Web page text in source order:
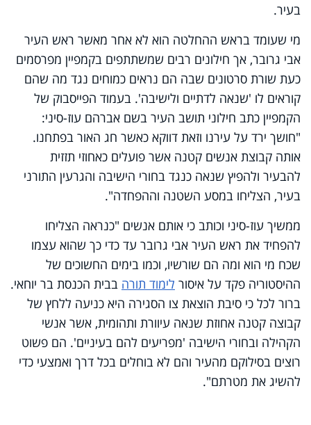
בעיר.
מי שעומד בראש ההחלטה הוא לא אחר מאשר ראש העיר
אבי גרובר, אך חילונים רבים שמשתתפים בקמפיין מפרסמים
כעת שורת סרטונים שבה הם נראים כמוחים נגד מה שהם
קוראים לו 'שנאה לדתיים ולישיבה'. בעמוד הפייסבוק של
הקמפיין כתב חילוני תושב העיר בשם אברהם עוז-סיני:
"חושך ירד על עירנו וזאת דווקא כאשר חג האור בפתחנו.
אותה קבוצת אנשים קטנה אשר פועלים כאחוזי תזזית
להבעיר ולהפיץ שנאה כנגד בחורי הישיבה והגרעין התורני
בעיר, הצליחו במסע השטנה וההפחדה".
ממשיך עוז-סיני וכותב כי אותם אנשים "כנראה הצליחו
להפחיד את ראש העיר אבי גרובר עד כדי כך שהוא עצמו
שכח מי הוא ומה הם שורשיו, וכמו בימים החשוכים של
ההיסטוריה פקד על איסור לימוד תורה בבית הכנסת בר יוחאי.
ברור לכל כי סיבת הוצאת צו הסגירה היא כניעה ללחץ של
קבוצה קטנה אחוזת שנאה עיוורת ותהומית, אשר אנשי
הקהילה ובחורי הישיבה 'מפריעים להם בעיניים'. הם פשוט
רוצים בסילוקם מהעיר והם לא בוחלים בכל דרך ואמצעי כדי
להשיג את מטרתם".